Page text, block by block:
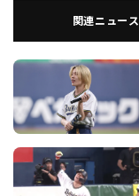
関連ニュース